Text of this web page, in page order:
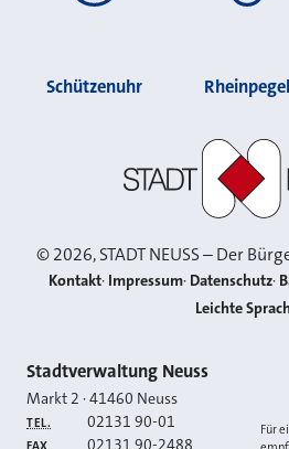
Schützenuhr Rheinpegel
©2026, STADT NEUSS – Der
Kontakt Impressum Datenschutz
Leichte
Kontakt
Stadtverwaltung Neuss
Markt 2 ·41460 Neuss
TEL. 02131 90-01
Für